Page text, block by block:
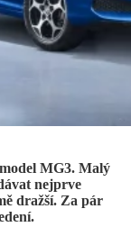
MG3. Malý
nejprve
dražší. Za pár